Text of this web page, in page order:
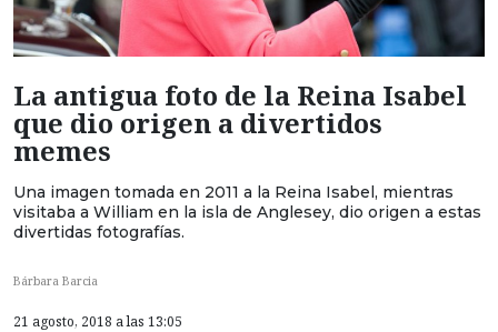
La antigua foto de la Reina Isabel
que dio origen a divertidos
memes
Una imagen tomada en 2011 a la Reina Isabel, mientras
visitaba a William en la isla de Anglesey, dio origen a estas
divertidas fotografías.
Bárbara Barcia
21 agosto, 2018 a las 13:05